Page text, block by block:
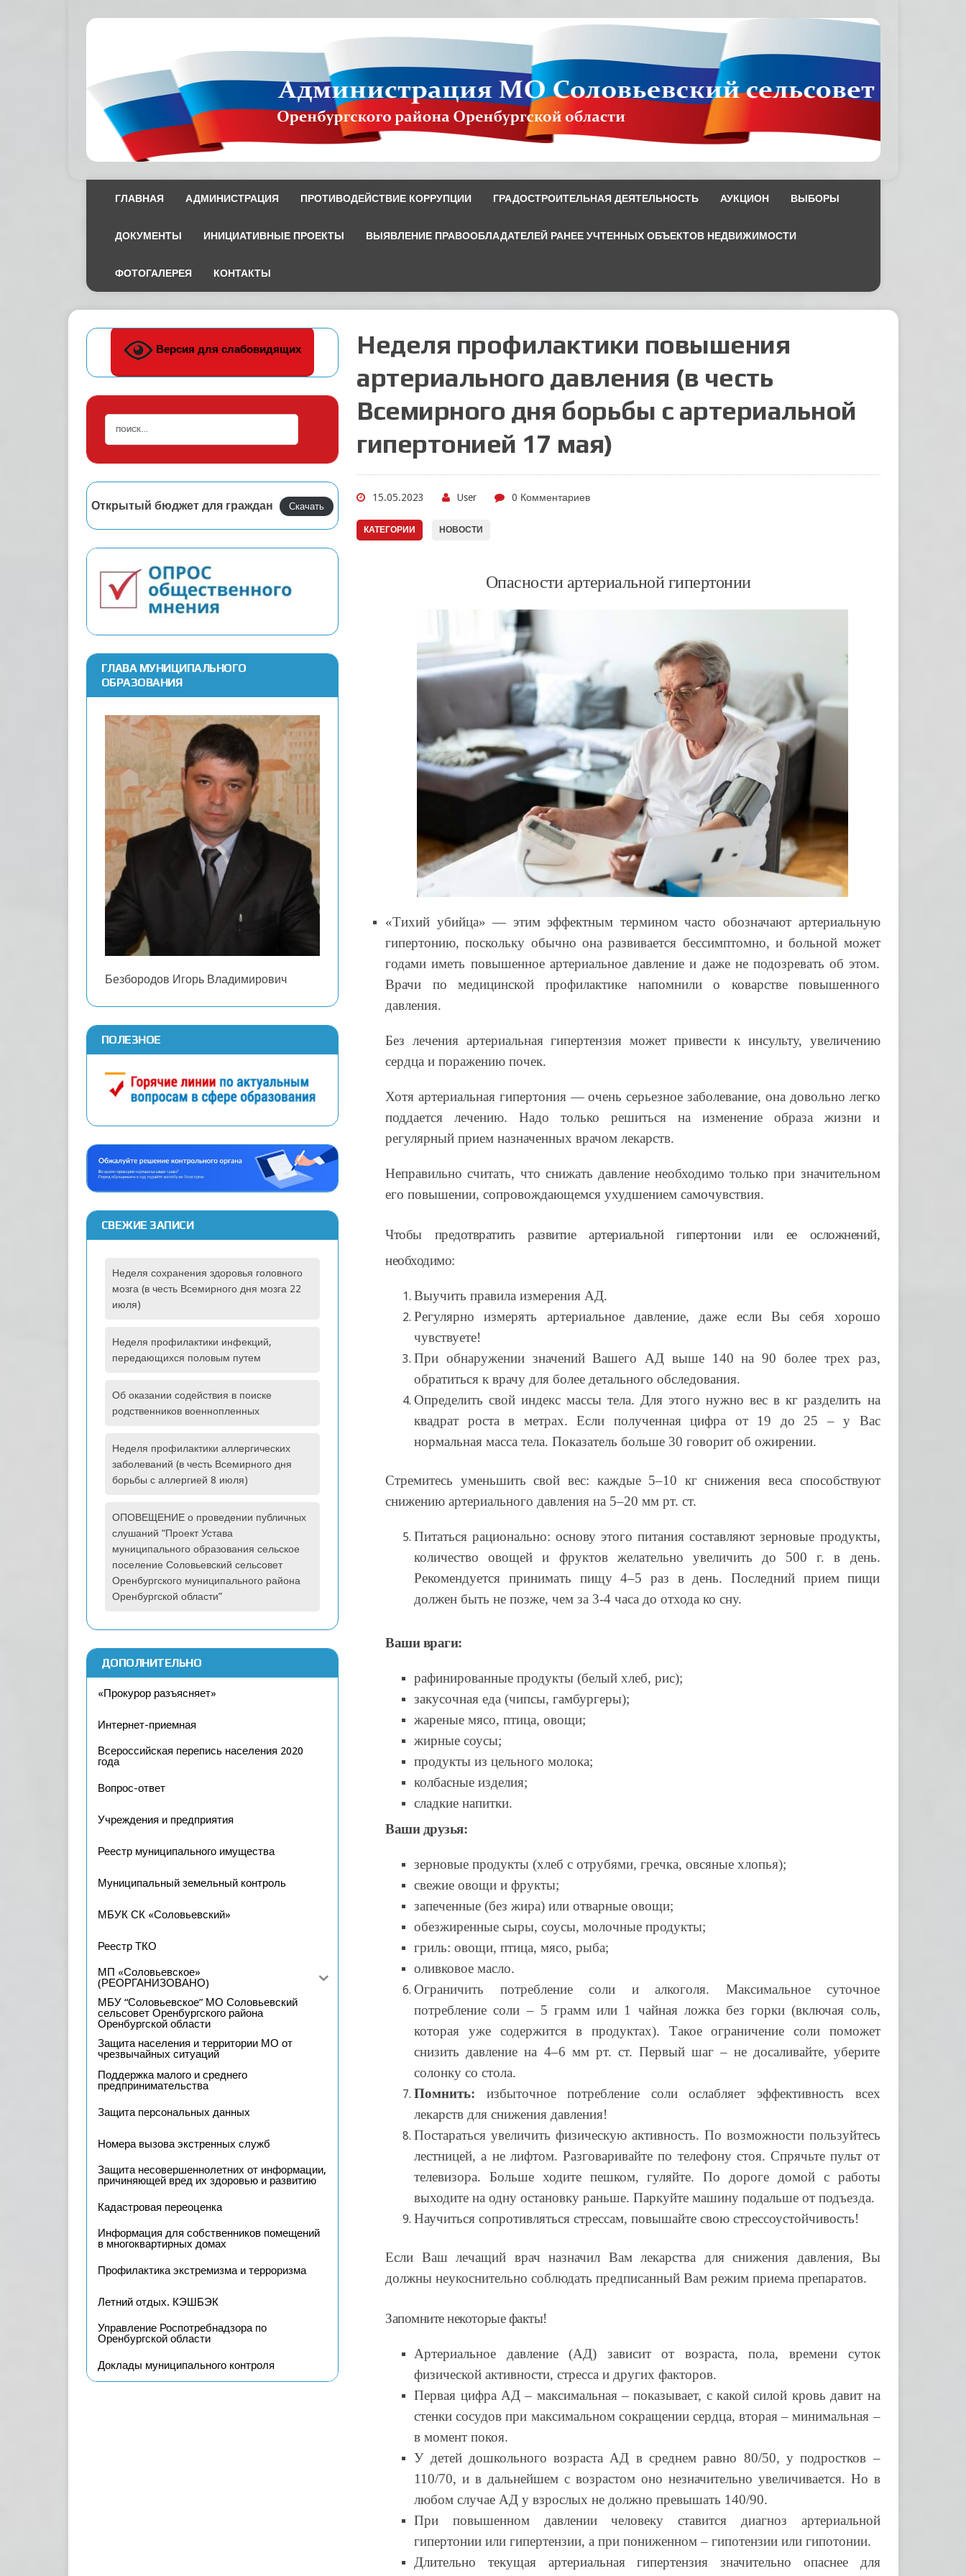
ГЛАВНАЯ АДМИНИСТРАЦИЯ ПРОТИВОДЕЙСТВИЕ КОРРУПЦИИ ГРАДОСТРОИТЕЛЬНАЯ ДЕЯТЕЛЬНОСТЬ АУКЦИОН ВЫБОРЫ
ДОКУМЕНТЫ ИНИЦИАТИВНЫЕ ПРОЕКТЫ ВЫЯВЛЕНИЕ ПРАВООБЛАДАТЕЛЕЙ РАНЕЕ УЧТЕННЫХ ОБЪЕКТОВ НЕДВИЖИМОСТИ
ФОТОГАЛЕРЕЯ КОНТАКТЫ
Неделя профилактики повышения
артериального давления (в честь
Всемирного дня борьбы с артериальной
гипертонией 17 мая)
15.05.2023 User 0 Комментариев
КАТЕГОРИИ НОВОСТИ
Опасности артериальной гипертонии
«Тихий убийца» — этим эффектным термином часто обозначают артериальную
гипертонию, поскольку обычно она развивается бессимптомно, и больной может
годами иметь повышенное артериальное давление и даже не подозревать об этом.
Врачи по медицинской профилактике напомнили о коварстве повышенного
давления.
Без лечения артериальная гипертензия может привести к инсульту, увеличению
сердца и поражению почек.
Хотя артериальная гипертония — очень серьезное заболевание, она довольно легко
поддается лечению. Надо только решиться на изменение образа жизни и
регулярный прием назначенных врачом лекарств.
Неправильно считать, что снижать давление необходимо только при значительном
его повышении, сопровождающемся ухудшением самочувствия.
Чтобы предотвратить развитие артериальной гипертонии или ее осложнений,
необходимо:
Выучить правила измерения АД.
Регулярно измерять артериальное давление, даже если Вы себя хорошо
чувствуете!
При обнаружении значений Вашего АД выше 140 на 90 более трех раз,
обратиться к врачу для более детального обследования.
Определить свой индекс массы тела. Для этого нужно вес в кг разделить на
квадрат роста в метрах. Если полученная цифра от 19 до 25 – у Вас
нормальная масса тела. Показатель больше 30 говорит об ожирении.
Стремитесь уменьшить свой вес: каждые 5–10 кг снижения веса способствуют
снижению артериального давления на 5–20 мм рт. ст.
Питаться рационально: основу этого питания составляют зерновые продукты,
количество овощей и фруктов желательно увеличить до 500 г. в день.
Рекомендуется принимать пищу 4–5 раз в день. Последний прием пищи
должен быть не позже, чем за 3-4 часа до отхода ко сну.
Ваши враги:
рафинированные продукты (белый хлеб, рис);
закусочная еда (чипсы, гамбургеры);
жареные мясо, птица, овощи;
жирные соусы;
продукты из цельного молока;
колбасные изделия;
сладкие напитки.
Ваши друзья:
зерновые продукты (хлеб с отрубями, гречка, овсяные хлопья);
свежие овощи и фрукты;
запеченные (без жира) или отварные овощи;
обезжиренные сыры, соусы, молочные продукты;
гриль: овощи, птица, мясо, рыба;
оливковое масло.
Ограничить потребление соли и алкоголя. Максимальное суточное
потребление соли – 5 грамм или 1 чайная ложка без горки (включая соль,
которая уже содержится в продуктах). Такое ограничение соли поможет
снизить давление на 4–6 мм рт. ст. Первый шаг – не досаливайте, уберите
солонку со стола.
Помнить: избыточное потребление соли ослабляет эффективность всех
лекарств для снижения давления!
Постараться увеличить физическую активность. По возможности пользуйтесь
лестницей, а не лифтом. Разговаривайте по телефону стоя. Спрячьте пульт от
телевизора. Больше ходите пешком, гуляйте. По дороге домой с работы
выходите на одну остановку раньше. Паркуйте машину подальше от подъезда.
Научиться сопротивляться стрессам, повышайте свою стрессоустойчивость!
Если Ваш лечащий врач назначил Вам лекарства для снижения давления, Вы
должны неукоснительно соблюдать предписанный Вам режим приема препаратов.
Запомните некоторые факты!
Артериальное давление (АД) зависит от возраста, пола, времени суток
физической активности, стресса и других факторов.
Первая цифра АД – максимальная – показывает, с какой силой кровь давит на
стенки сосудов при максимальном сокращении сердца, вторая – минимальная –
в момент покоя.
У детей дошкольного возраста АД в среднем равно 80/50, у подростков –
110/70, и в дальнейшем с возрастом оно незначительно увеличивается. Но в
любом случае АД у взрослых не должно превышать 140/90.
При повышенном давлении человеку ставится диагноз артериальной
гипертонии или гипертензии, а при пониженном – гипотензии или гипотонии.
Длительно текущая артериальная гипертензия значительно опаснее для
Версия для слабовидящих
Открытый бюджет для граждан Скачать
ГЛАВА МУНИЦИПАЛЬНОГО
ОБРАЗОВАНИЯ
Безбородов Игорь Владимирович
ПОЛЕЗНОЕ
СВЕЖИЕ ЗАПИСИ
Неделя сохранения здоровья головного
мозга (в честь Всемирного дня мозга 22
июля)
Неделя профилактики инфекций,
передающихся половым путем
Об оказании содействия в поиске
родственников военнопленных
Неделя профилактики аллергических
заболеваний (в честь Всемирного дня
борьбы с аллергией 8 июля)
ОПОВЕЩЕНИЕ о проведении публичных
слушаний “Проект Устава
муниципального образования сельское
поселение Соловьевский сельсовет
Оренбургского муниципального района
Оренбургской области”
ДОПОЛНИТЕЛЬНО
«Прокурор разъясняет»
Интернет-приемная
Всероссийская перепись населения 2020
года
Вопрос-ответ
Учреждения и предприятия
Реестр муниципального имущества
Муниципальный земельный контроль
МБУК СК «Соловьевский»
Реестр ТКО
МП «Соловьевское»
(РЕОРГАНИЗОВАНО)
МБУ “Соловьевское” МО Соловьевский
сельсовет Оренбургского района
Оренбургской области
Защита населения и территории МО от
чрезвычайных ситуаций
Поддержка малого и среднего
предпринимательства
Защита персональных данных
Номера вызова экстренных служб
Защита несовершеннолетних от информации,
причиняющей вред их здоровью и развитию
Кадастровая переоценка
Информация для собственников помещений
в многоквартирных домах
Профилактика экстремизма и терроризма
Летний отдых. КЭШБЭК
Управление Роспотребнадзора по
Оренбургской области
Доклады муниципального контроля